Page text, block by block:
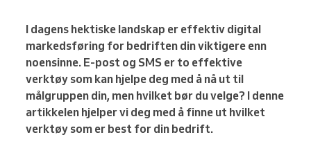
I dagens hektiske landskap er effektiv digital
markedsføring for bedriften din viktigere enn
noensinne. E-post og SMS er to effektive
verktøy som kan hjelpe deg med å nå ut til
målgruppen din, men hvilket bør du velge? I denne
artikkelen hjelper vi deg med å finne ut hvilket
verktøy som er best for din bedrift.